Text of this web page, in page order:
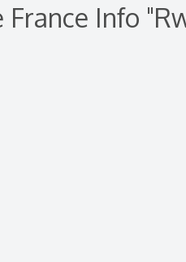
France Info